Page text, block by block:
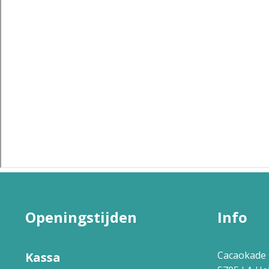
Openingstijden
Kassa
Info
Cacaokade